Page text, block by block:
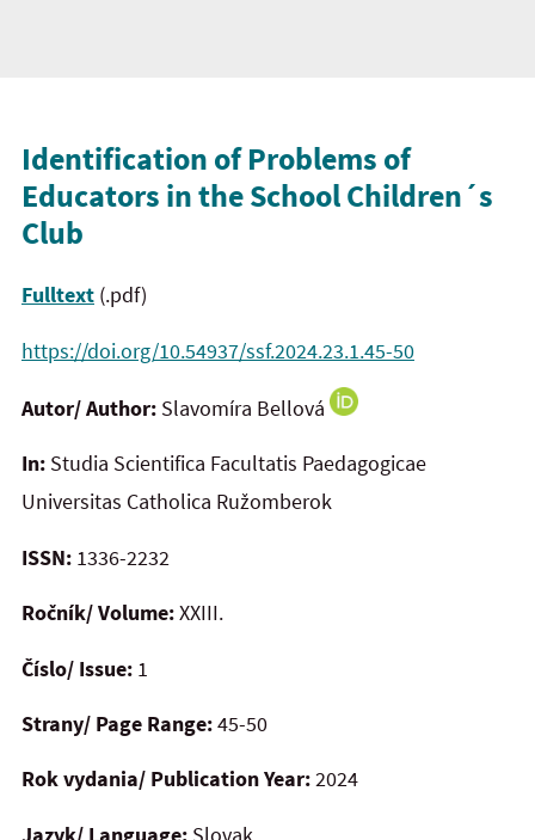
Identification of Problems of
Educators in the School Children´s
Club
Fulltext (.pdf)
https://doi.org/10.54937/ssf.2024.23.1.45-50
Autor/ Author: Slavomíra Bellová
In: Studia Scientifica Facultatis Paedagogicae
Universitas Catholica Ružomberok
ISSN: 1336-2232
Ročník/ Volume:XXIII.
Číslo/ Issue: 1
Strany/ Page Range:45-50
Rok vydania/ Publication Year:2024
Jazyk/ Language: Slovak